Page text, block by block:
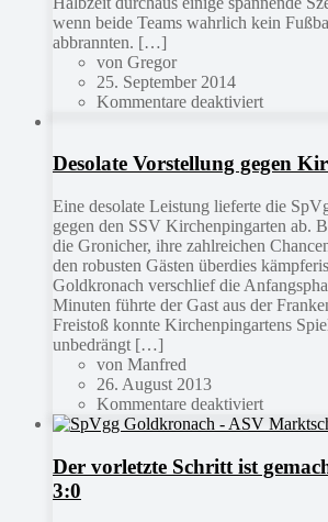
wenn beide Teams wahrlich kein
abbrannten. […]
von Gregor
25. September 2014
Kommentare deaktiviert
Desolate Vorstellung gegen
Eine desolate Leistung lieferte die
gegen den SSV Kirchenpingarten ab.
die Gronicher, ihre zahlreichen
den robusten Gästen überdies
Goldkronach verschlief die
Minuten führte der Gast aus der
Freistoß konnte Kirchenpingartens
unbedrängt […]
von Manfred
26. August 2013
Kommentare deaktiviert
Der vorletzte Schritt ist
3:0